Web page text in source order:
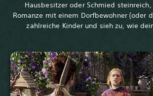
Hausbesitzer oder Schmied
Romanze mit einem Dorfbewohner (oder
zahlreiche Kinder und sieh zu, wie